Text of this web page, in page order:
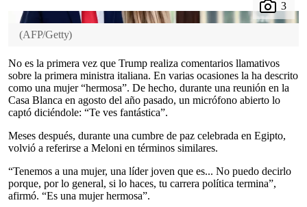
(AFP/Getty)
No es la primera vez que Trump realiza comentarios llamativos
sobre la primera ministra italiana. En varias ocasiones la ha descrito
como una mujer “hermosa”. De hecho, durante una reunión en la
Casa Blanca en agosto del año pasado, un micrófono abierto lo
captó diciéndole: “Te ves fantástica”.
Meses después, durante una cumbre de paz celebrada en Egipto,
volvió a referirse a Meloni en términos similares.
“Tenemos a una mujer, una líder joven que es... No puedo decirlo
porque, por lo general, si lo haces, tu carrera política termina”,
afirmó. “Es una mujer hermosa”.